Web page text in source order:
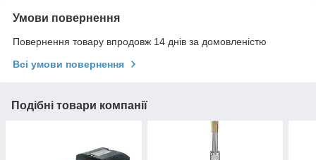
Умови повернення
Повернення товару впродовж 14 днів за домовленістю
Всі умови повернення
Подібні товари компанії